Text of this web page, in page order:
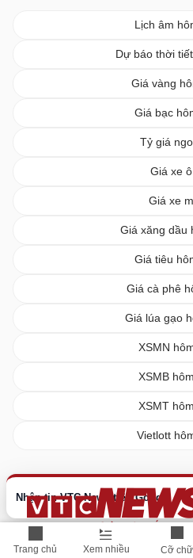
Trang chủ Xem nhiều Cỡ chữ
Nhận tin VTC News trên Google
Lịch âm
Dự báo thời
Giá vàng
Giá bạc
Tỷ giá
Giá xe
Giá xe
Giá xăng dầu
Giá tiêu
Giá cà phê
Giá lúa gạo
XSMN
XSMB
XSMT
Vietlott